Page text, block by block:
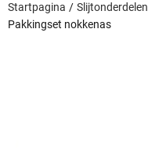
Startpagina Slijtonderdelen
Pakkingset nokkenas